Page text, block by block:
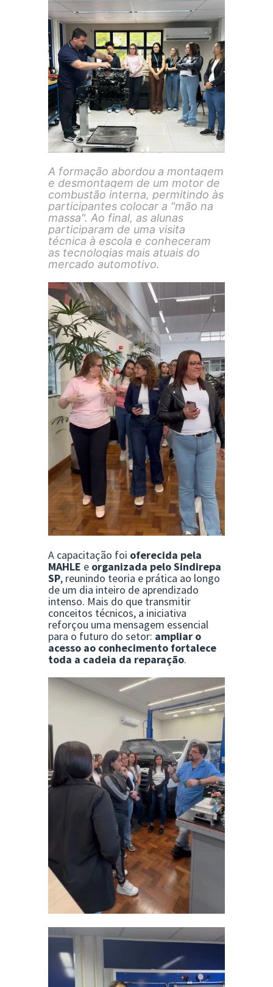
A formação abordou a montagem
e desmontagem de um motor de
combustão interna, permitindo às
participantes colocar a "mão na
massa". Ao final, as alunas
participaram de uma visita
técnica à escola e conheceram
as tecnologias mais atuais do
mercado automotivo.
A capacitação foi oferecida pela
MAHLE e organizada pelo Sindirepa
SP, reunindo teoria e prática ao longo
de um dia inteiro de aprendizado
intenso. Mais do que transmitir
conceitos técnicos, a iniciativa
reforçou uma mensagem essencial
para o futuro do setor: ampliar o
acesso ao conhecimento fortalece
toda a cadeia da reparação.